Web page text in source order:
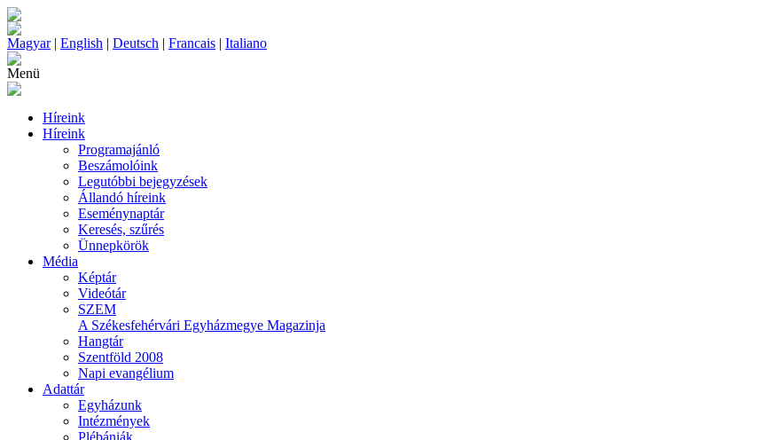
Magyar| English | Deutsch | Francais | Italiano
Menü
Híreink
Híreink
Programajánló
Beszámolóink
Legutóbbi bejegyzések
Állandó híreink
Eseménynaptár
Keresés, szűrés
Ünnepkörök
Média
Képtár
Videótár
SZEM
A Székesfehérvári Egyházmegye Magazinja
Hangtár
Szentföld 2008
Napi evangélium
Adattár
Egyházunk
Intézmények
Plébániák